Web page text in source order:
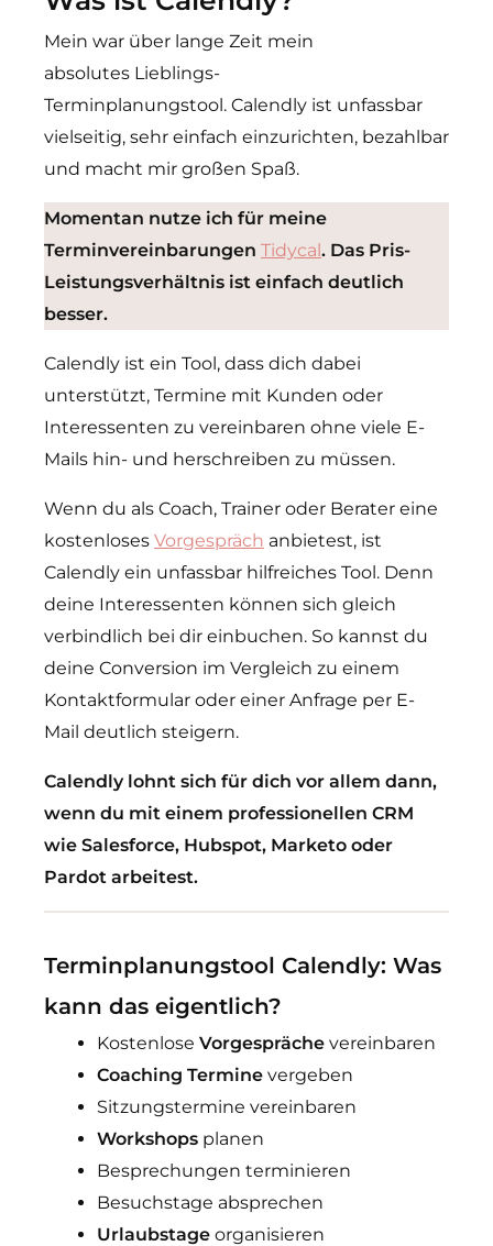
Mein war über lange Zeit mein
absolutes Lieblings-
Terminplanungstool. Calendly ist unfassbar
vielseitig, sehr einfach einzurichten, bezahlbar
und macht mir großen Spaß.
Momentan nutze ich für meine
Terminvereinbarungen Tidycal. Das Pris-
Leistungsverhältnis ist einfach deutlich
besser.
Calendly ist ein Tool, dass dich dabei
unterstützt, Termine mit Kunden oder
Interessenten zu vereinbaren ohne viele E-
Mails hin- und herschreiben zu müssen.
Wenn du als Coach, Trainer oder Berater eine
kostenloses Vorgespräch anbietest, ist
Calendly ein unfassbar hilfreiches Tool. Denn
deine Interessenten können sich gleich
verbindlich bei dir einbuchen. So kannst du
deine Conversion im Vergleich zu einem
Kontaktformular oder einer Anfrage per E-
Mail deutlich steigern.
Calendly lohnt sich für dich vor allem dann,
wenn du mit einem professionellen CRM
wie Salesforce, Hubspot, Marketo oder
Pardot arbeitest.
Terminplanungstool Calendly: Was
kann das eigentlich?
Kostenlose Vorgespräche vereinbaren
Coaching Termine vergeben
Sitzungstermine vereinbaren
Workshops planen
Besprechungen terminieren
Besuchstage absprechen
Urlaubstage organisieren